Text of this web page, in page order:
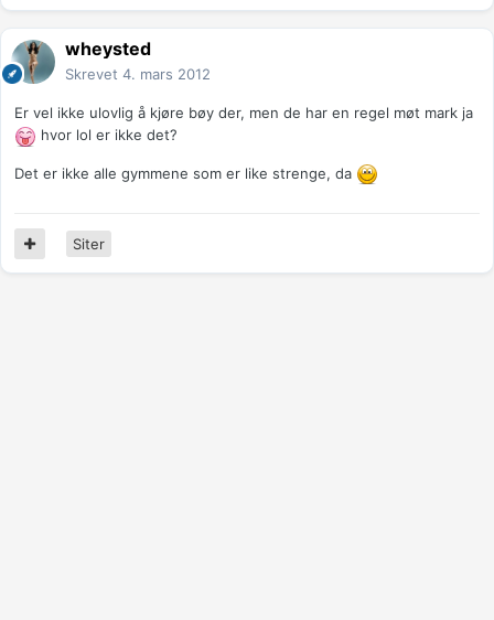
wheysted
Skrevet 4. mars 2012
Er vel ikke ulovlig å kjøre bøy der, men de har en regel møt mark ja
hvor lol er ikke det?
Det er ikke alle gymmene som er like strenge, da
Siter